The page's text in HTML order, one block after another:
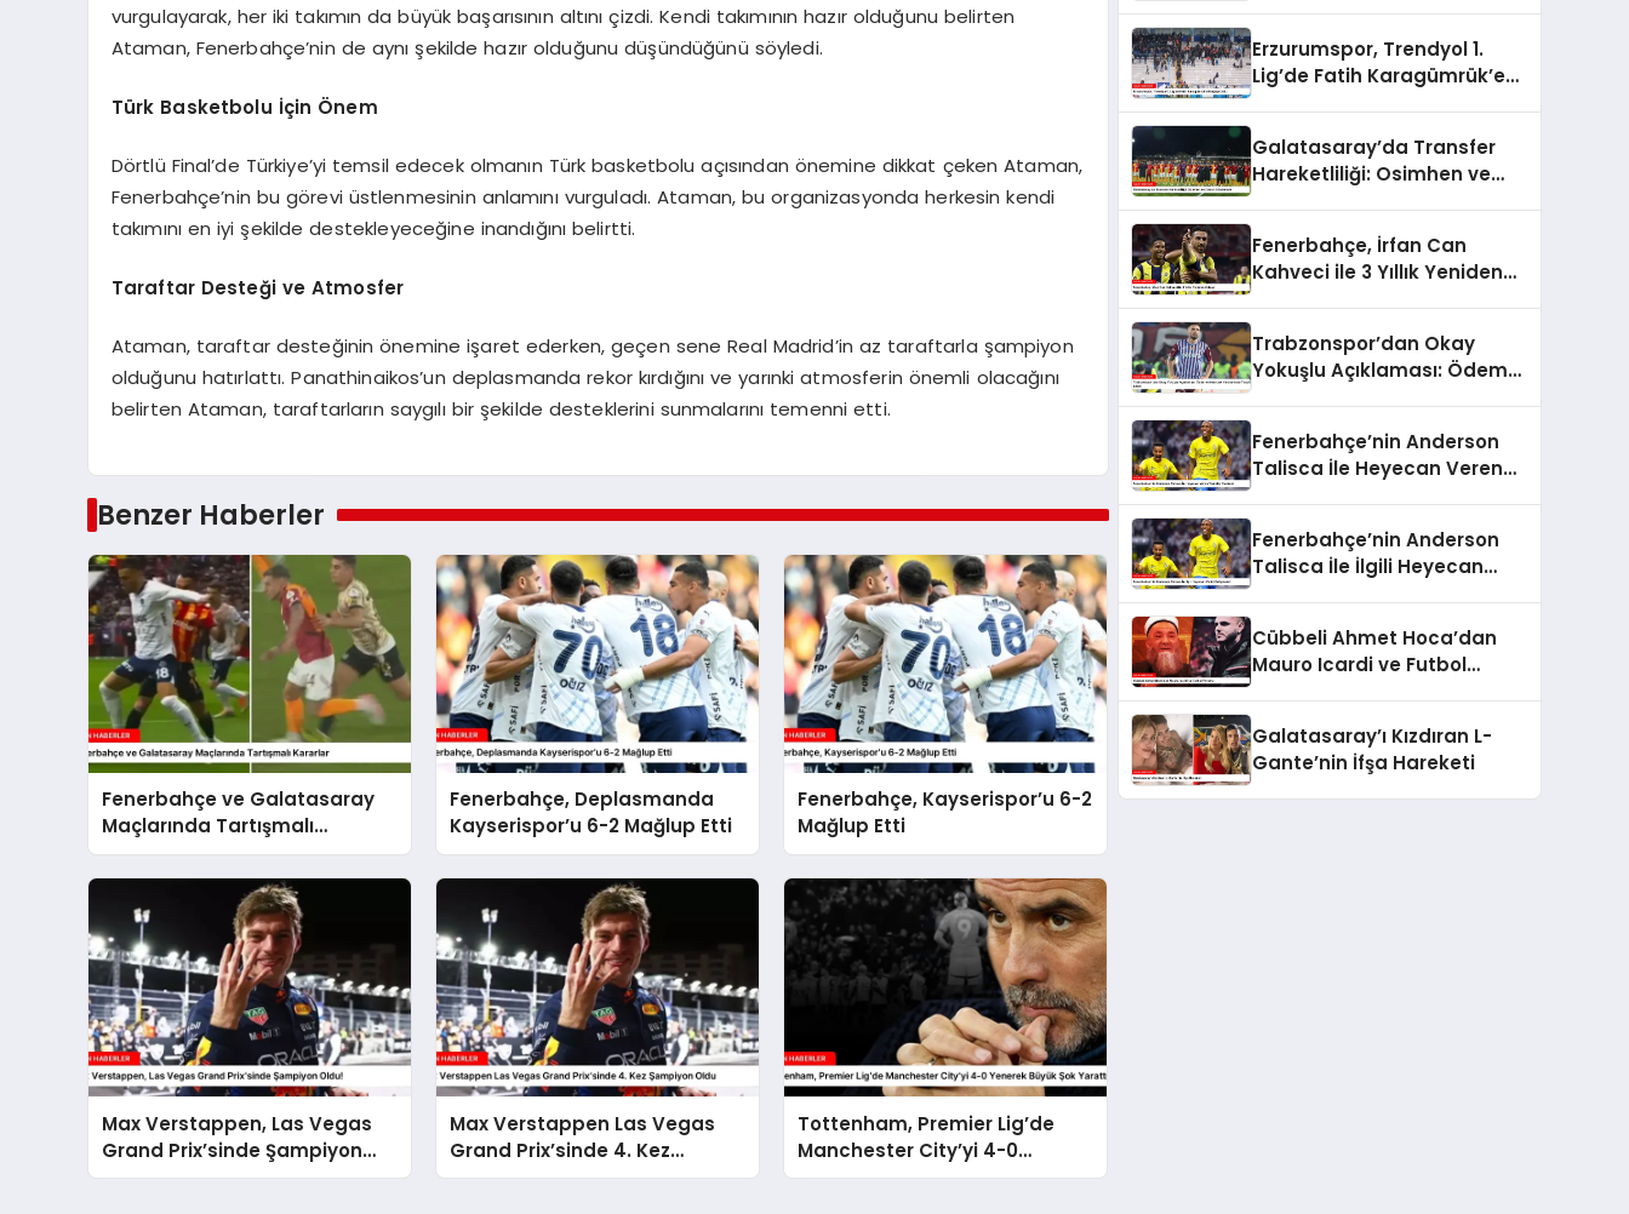
vurgulayarak, her iki takımın da büyük başarısının altını çizdi. Kendi takımının hazır olduğunu belirten
Ataman, Fenerbahçe’nin de aynı şekilde hazır olduğunu düşündüğünü söyledi.
Türk Basketbolu İçin Önem
Dörtlü Final’de Türkiye’yi temsil edecek olmanın Türk basketbolu açısından önemine dikkat çeken Ataman,
Fenerbahçe’nin bu görevi üstlenmesinin anlamını vurguladı. Ataman, bu organizasyonda herkesin kendi
takımını en iyi şekilde destekleyeceğine inandığını belirtti.
Taraftar Desteği ve Atmosfer
Ataman, taraftar desteğinin önemine işaret ederken, geçen sene Real Madrid’in az taraftarla şampiyon
olduğunu hatırlattı. Panathinaikos’un deplasmanda rekor kırdığını ve yarınki atmosferin önemli olacağını
belirten Ataman, taraftarların saygılı bir şekilde desteklerini sunmalarını temenni etti.
Benzer Haberler
Fenerbahçe ve Galatasaray
Maçlarında Tartışmalı
Kararlar
Fenerbahçe, Deplasmanda
Kayserispor’u 6-2 Mağlup Etti
Fenerbahçe, Kayserispor’u 6-2
Mağlup Etti
Max Verstappen, Las Vegas
Grand Prix’sinde Şampiyon
Oldu!
Max Verstappen Las Vegas
Grand Prix’sinde 4. Kez
Şampiyon Oldu
Tottenham, Premier Lig’de
Manchester City’yi 4-0
Yenerek Büyük Şok Yarattı
Erzurumspor, Trendyol 1.
Lig’de Fatih Karagümrük’e
Galatasaray’da Transfer
Hareketliliği: Osimhen ve
Fenerbahçe, İrfan Can
Kahveci ile 3 Yıllık Yeniden
Trabzonspor’dan Okay
Yokuşlu Açıklaması: Ödem
Fenerbahçe’nin Anderson
Talisca İle Heyecan Veren
Fenerbahçe’nin Anderson
Talisca İle İlgili Heyecan
Cübbeli Ahmet Hoca’dan
Mauro Icardi ve Futbol
Galatasaray’ı Kızdıran L-
Gante’nin İfşa Hareketi